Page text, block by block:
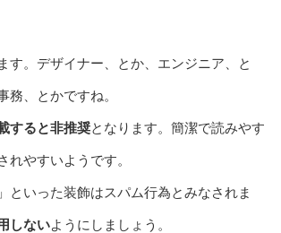
す。デザイナー、とか、エンジニア、と
務、とかですね。
すると非推奨となります。簡潔で読みやす
れやすいようです。
といった装飾はスパム行為とみなされま
しないようにしましょう。